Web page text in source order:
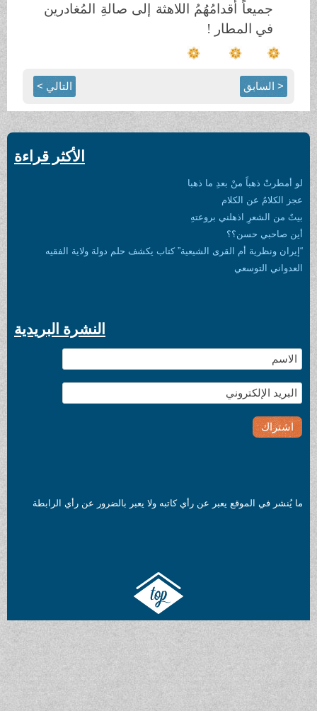
جميعاً أقدامُهُمُ اللاهثة إلى صالةِ المُغادرين
في المطار !
< السابق التالي >
الأكثر قراءة
لو أمطرتْ ذهباً منْ بعدِ ما ذهبا
عجز الكلامُ عن الكلام
بيتٌ من الشعرِ اذهلني بروعتهِ
أين صاحبي حسن؟؟
“إيران ونظرية أم القرى الشيعية” كتاب يكشف حلم دولة ولاية الفقيه
العدواني التوسعي
النشرة البريدية
ما يُنشر في الموقع يعبر عن رأي كاتبه ولا يعبر بالضرور عن رأي الرابطة